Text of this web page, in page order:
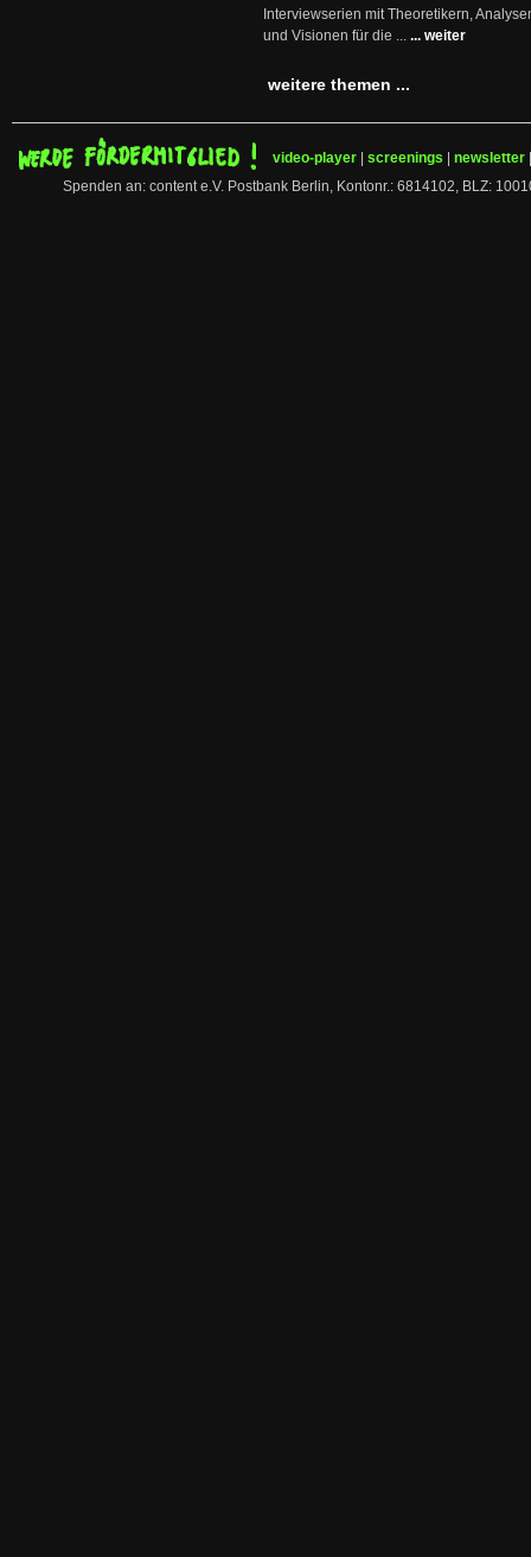
Interviewserien mit Theoretikern,
und Visionen für die ... ... weiter
weitere themen ...
video-player screenings newsletter
Spenden an: content e.V. Postbank Berlin, Kontonr.: 6814102, BLZ: